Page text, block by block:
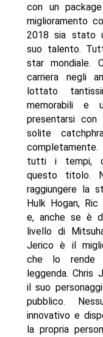
con un
miglioramento
2018 sia stato
suo talento.
star mondiale.
carriera negli
lottato
memorabili e
presentarsi
solite
tutti i tempi,
questo titolo.
raggiungere la
Hulk Hogan,
e, anche se è
livello di
Jerico è il
che lo rende
leggenda. Chris
il suo
pubblico.
innovativo e
la propria